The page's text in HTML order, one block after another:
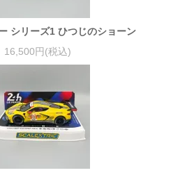
シリーズ1 ひつじのショーン
16,500円(税込)